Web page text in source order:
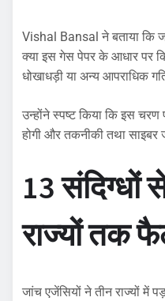
Vishal Bansal ने बताया कि
क्या इस गेस पेपर के आधार पर
धोखाधड़ी या अन्य आपराधिक
उन्होंने स्पष्ट किया कि इस
होगी और तकनीकी तथा साइबर
13 संदिग्धों
राज्यों तक
जांच एजेंसियों ने तीन राज्यों में